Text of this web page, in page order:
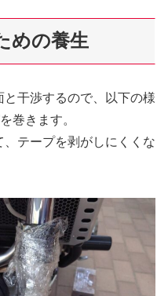
めの養生
と干渉するので、以下の様
巻きます。
テープを剥がしにくくな